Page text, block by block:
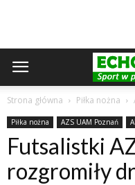
Strona główna Piłka nożna
Piłka nożna AZS UAM Poznań
Futsalistki
rozgromiły